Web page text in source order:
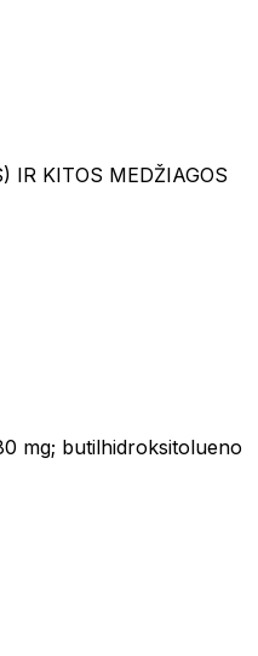
MEDŽIAGOS
mg; butilhidroksitolueno